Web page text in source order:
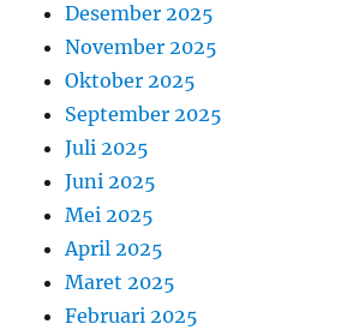
Desember 2025
November 2025
Oktober 2025
September 2025
Juli 2025
Juni 2025
Mei 2025
April 2025
Maret 2025
Februari 2025